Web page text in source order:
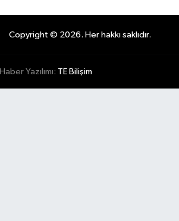
Copyright © 2026. Her hakkı saklıdır.
Haber Yazılımı: TE Bilişim